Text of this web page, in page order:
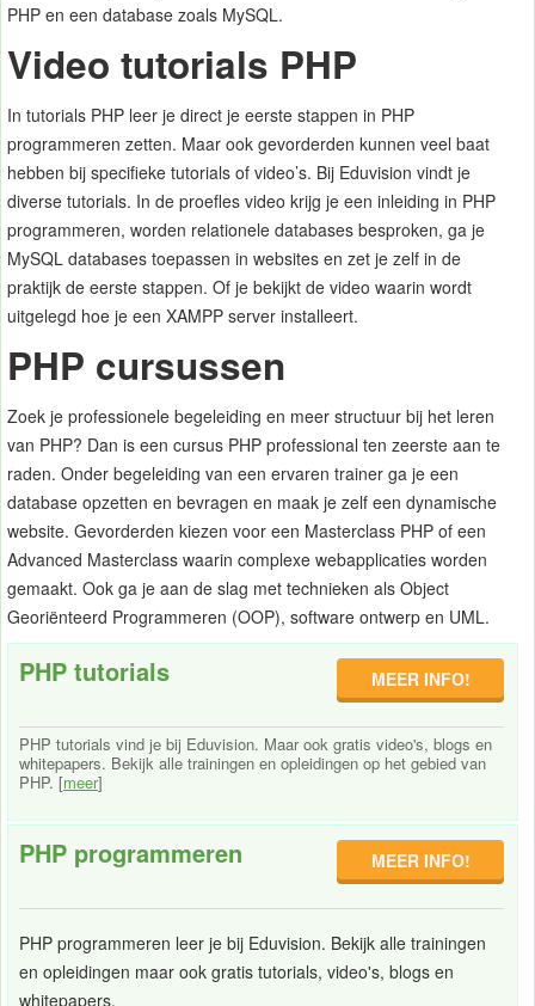
PHP en een database zoals MySQL.
Video tutorials PHP
In tutorials PHP leer je direct je eerste stappen in PHP
programmeren zetten. Maar ook gevorderden kunnen veel baat
hebben bij specifieke tutorials of video’s. Bij Eduvision vindt je
diverse tutorials. In de proefles video krijg je een inleiding in PHP
programmeren, worden relationele databases besproken, ga je
MySQL databases toepassen in websites en zet je zelf in de
praktijk de eerste stappen. Of je bekijkt de video waarin wordt
uitgelegd hoe je een XAMPP server installeert.
PHP cursussen
Zoek je professionele begeleiding en meer structuur bij het leren
van PHP? Dan is een cursus PHP professional ten zeerste aan te
raden. Onder begeleiding van een ervaren trainer ga je een
database opzetten en bevragen en maak je zelf een dynamische
website. Gevorderden kiezen voor een Masterclass PHP of een
Advanced Masterclass waarin complexe webapplicaties worden
gemaakt. Ook ga je aan de slag met technieken als Object
Georiënteerd Programmeren (OOP), software ontwerp en UML.
PHP tutorials MEER INFO!
PHP tutorials vind je bij Eduvision. Maar ook gratis video's, blogs en
whitepapers. Bekijk alle trainingen en opleidingen op het gebied van
PHP. [meer]
PHP programmeren MEER INFO!
PHP programmeren leer je bij Eduvision. Bekijk alle trainingen
en opleidingen maar ook gratis tutorials, video's, blogs en
whitepapers.